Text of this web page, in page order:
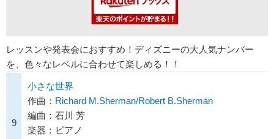
レッスンや発表会におすすめ！ディズニーの大人気ナンバー
を、色々なレベルに合わせて楽しめる！！
9
小さな世界
作曲： Richard M.Sherman/Robert B.Sherman
編曲：石川 芳
楽器：ピアノ